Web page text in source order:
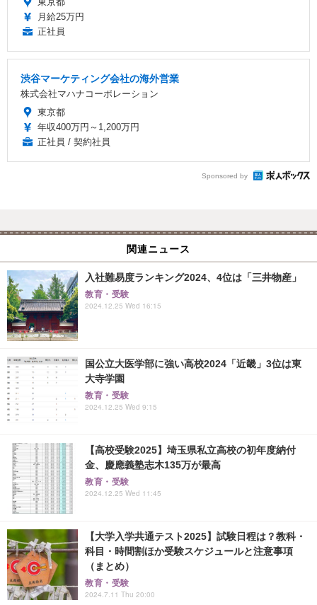
月給25万円
正社員
渋谷マーケティング会社の海外営業
株式会社マハナコーポレーション
東京都
年収400万円～1,200万円
正社員 / 契約社員
Sponsored by
関連ニュース
入社難易度ランキング2024、4位は「三井物産」
教育・受験
2024.12.25 Wed 16:15
国公立大医学部に強い高校2024「近畿」3位は東
大寺学園
教育・受験
2024.12.25 Wed 9:15
【高校受験2025】埼玉県私立高校の初年度納付
金、慶應義塾志木135万が最高
教育・受験
2024.12.25 Wed 11:45
【大学入学共通テスト2025】試験日程は？教科・
科目・時間割ほか受験スケジュールと注意事項
（まとめ）
教育・受験
2024.7.11 Thu 20:00